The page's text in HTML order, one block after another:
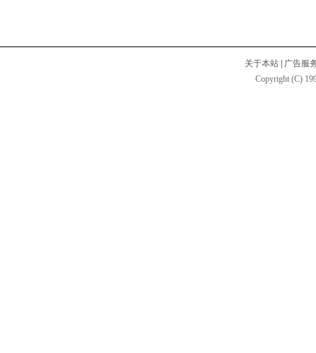
关于本站
广告服
Copyright (C)